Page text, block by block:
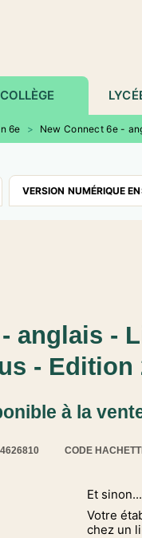
COLLÈGE
6e > New Connect 6e -
VERSION NUMÉRIQUE
anglais -
- Edition
à la
CODE
Et sinon...
Votre
chez un